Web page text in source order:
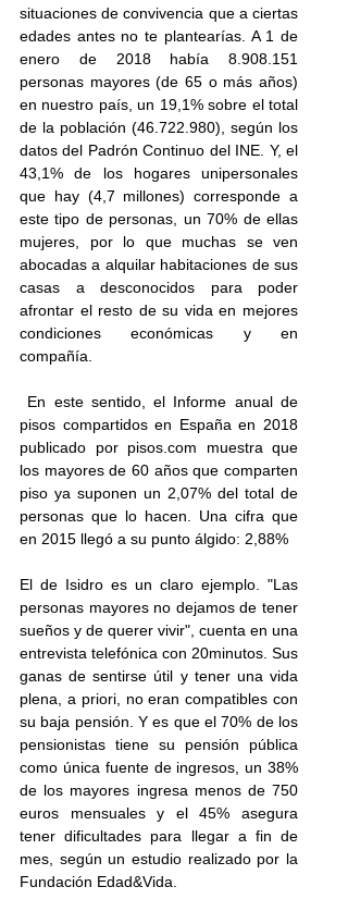
situaciones de convivencia que a ciertas
edades antes no te plantearías. A 1 de
enero de 2018 había 8.908.151
personas mayores (de 65 o más años)
en nuestro país, un 19,1% sobre el total
de la población (46.722.980), según los
datos del Padrón Continuo del INE. Y, el
43,1% de los hogares unipersonales
que hay (4,7 millones) corresponde a
este tipo de personas, un 70% de ellas
mujeres, por lo que muchas se ven
abocadas a alquilar habitaciones de sus
casas a desconocidos para poder
afrontar el resto de su vida en mejores
condiciones económicas y en
compañía.
pisos compartidos en España en 2018
publicado por pisos.com muestra que
los mayores de 60 años que comparten
piso ya suponen un 2,07% del total de
personas que lo hacen. Una cifra que
en 2015 llegó a su punto álgido: 2,88%
El de Isidro es un claro ejemplo. "Las
personas mayores no dejamos de tener
sueños y de querer vivir", cuenta en una
entrevista telefónica con 20minutos. Sus
ganas de sentirse útil y tener una vida
plena, a priori, no eran compatibles con
su baja pensión. Y es que el 70% de los
pensionistas tiene su pensión pública
como única fuente de ingresos, un 38%
de los mayores ingresa menos de 750
euros mensuales y el 45% asegura
tener dificultades para llegar a fin de
mes, según un estudio realizado por la
Fundación Edad&Vida.